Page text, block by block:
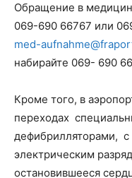
Обращение в
069-690 66767 или
med-
набирайте 069- 690
Кроме того, в
переходах
дефибрилляторами,
электрическим
остановившееся